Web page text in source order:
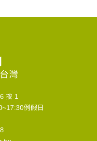
按 1
例假日